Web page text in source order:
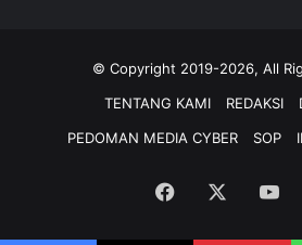
© Copyright 2019-2026, All
TENTANG KAMI
REDAKSI
PEDOMAN MEDIA CYBER
SOP
Facebook